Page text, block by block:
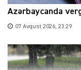
Azərbaycanda
07 Avqust 2026, 23:29